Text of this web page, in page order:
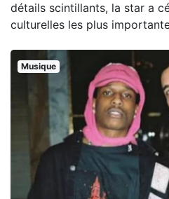
détails scintillants, la star a
culturelles les plus
Musique